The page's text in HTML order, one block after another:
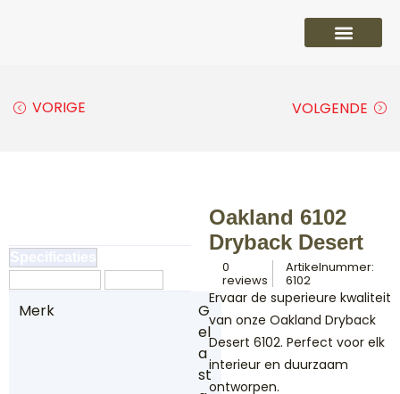
VORIGE VOLGENDE
Merk
G
el
a
st
Oakland 6102
Dryback Desert
0
reviews
Artikelnummer:
6102
Ervaar de superieure kwaliteit
van onze Oakland Dryback
Desert 6102. Perfect voor elk
interieur en duurzaam
ontworpen.